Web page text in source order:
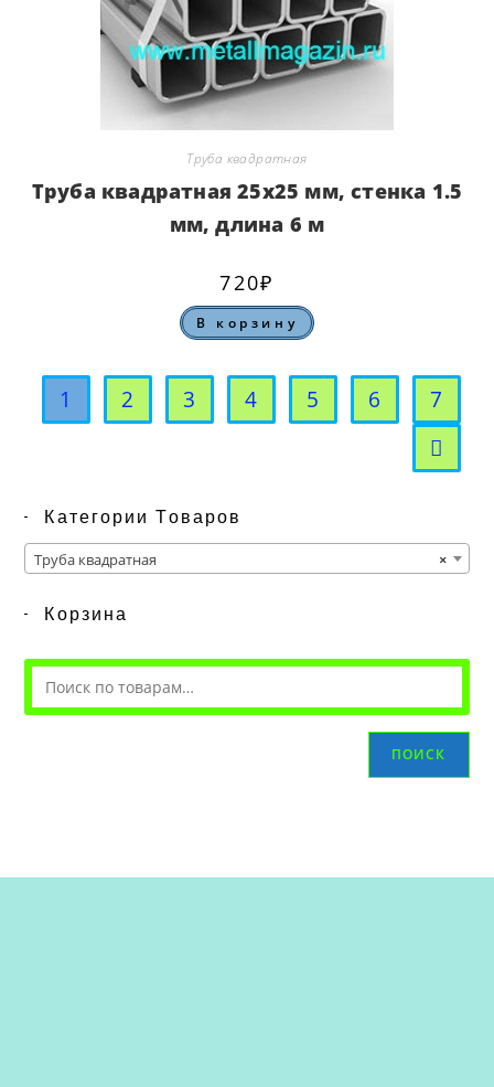
Труба квадратная
Труба квадратная 25х25 мм, стенка 1.5
мм, длина 6 м
720₽
В корзину
1 2 3 4 5 6 7
Категории Товаров
×
Труба квадратная
Корзина
ПОИСК